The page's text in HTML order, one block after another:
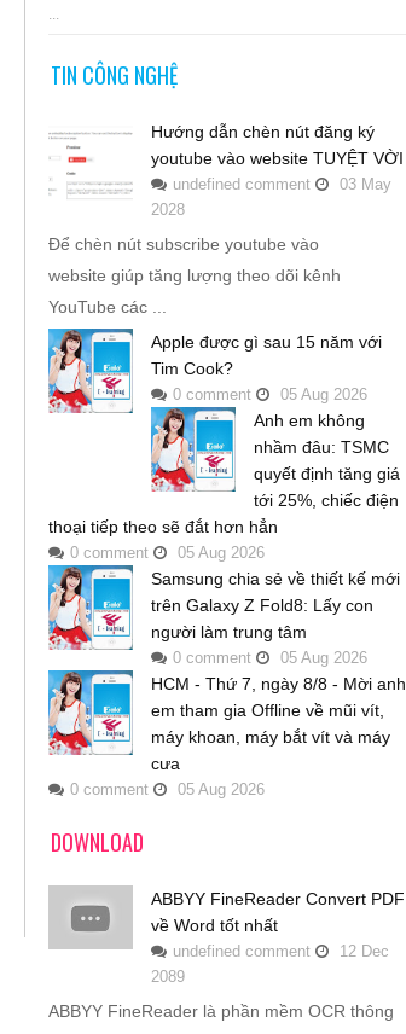
...
TIN CÔNG NGHỆ
Hướng dẫn chèn nút đăng ký
youtube vào website TUYỆT VỜI
undefined comment 03 May
2028
Để chèn nút subscribe youtube vào
website giúp tăng lượng theo dõi kênh
YouTube các ...
Apple được gì sau 15 năm với
Tim Cook?
0 comment 05 Aug 2026
Anh em không
nhầm đâu: TSMC
quyết định tăng giá
tới 25%, chiếc điện
thoại tiếp theo sẽ đắt hơn hẳn
0 comment 05 Aug 2026
Samsung chia sẻ về thiết kế mới
trên Galaxy Z Fold8: Lấy con
người làm trung tâm
0 comment 05 Aug 2026
HCM - Thứ 7, ngày 8/8 - Mời anh
em tham gia Offline về mũi vít,
máy khoan, máy bắt vít và máy
cưa
0 comment 05 Aug 2026
DOWNLOAD
ABBYY FineReader Convert PDF
về Word tốt nhất
undefined comment 12 Dec
2089
ABBYY FineReader là phần mềm OCR thông